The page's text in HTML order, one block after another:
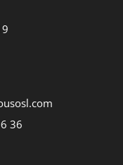
36